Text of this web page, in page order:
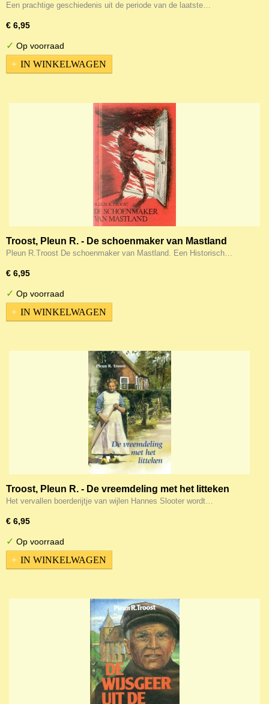
Een prachtige geschiedenis uit de periode van de laatste…
€ 6,95
✓ Op voorraad
IN WINKELWAGEN
Troost, Pleun R. - De schoenmaker van Mastland
Pleun R.Troost De schoenmaker van Mastland. Een Historisch…
€ 6,95
✓ Op voorraad
IN WINKELWAGEN
Troost, Pleun R. - De vreemdeling met het litteken
Het vervallen boerderijtje van wijlen Hannes Slooter wordt…
€ 6,95
✓ Op voorraad
IN WINKELWAGEN